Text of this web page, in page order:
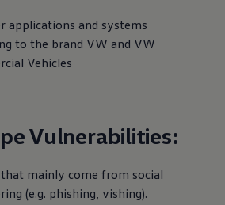
applications and systems
to the brand VW and VW
Vehicles
Vulnerabilities:
that mainly come from social
(e.g. phishing, vishing).